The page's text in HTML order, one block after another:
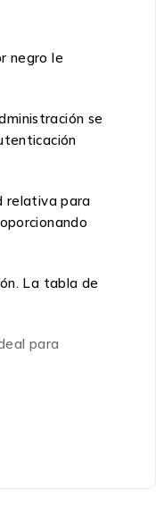
negro le
se
relativa para
La tabla de
para